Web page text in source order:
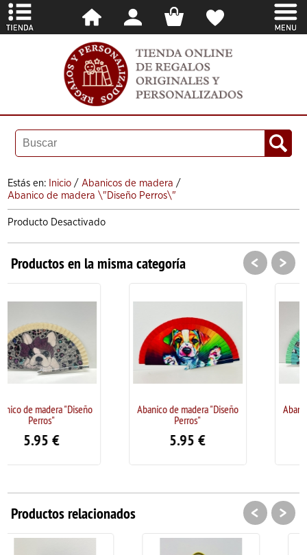
Estás en: Inicio / Abanicos de madera /
Abanico de madera \"Diseño Perros\"
Producto Desactivado
Productos en la misma categoría
Abanico de madera "Diseño
Abanico de madera
< >
Productos relacionados < >